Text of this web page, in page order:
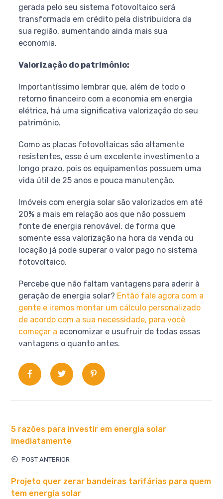
gerada pelo seu sistema fotovoltaico será
transformada em crédito pela distribuidora da
sua região, aumentando ainda mais sua
economia.
Valorização do patrimônio:
Importantíssimo lembrar que, além de todo o
retorno financeiro com a economia em energia
elétrica, há uma significativa valorização do seu
patrimônio.
Como as placas fotovoltaicas são altamente
resistentes, esse é um excelente investimento a
longo prazo, pois os equipamentos possuem uma
vida útil de 25 anos e pouca manutenção.
Imóveis com energia solar são valorizados em até
20% a mais em relação aos que não possuem
fonte de energia renovável, de forma que
somente essa valorização na hora da venda ou
locação já pode superar o valor pago no sistema
fotovoltaico.
Percebe que não faltam vantagens para aderir à
geração de energia solar? Então fale agora com a
gente e iremos montar um cálculo personalizado
de acordo com a sua necessidade, para você
começar a economizar e usufruir de todas essas
vantagens o quanto antes.
5 razões para investir em energia solar
imediatamente
POST ANTERIOR
Projeto quer zerar bandeiras tarifárias para quem
tem energia solar